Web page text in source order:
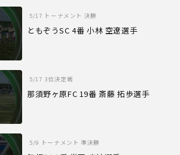
5/17 トーナメント 決勝
ともぞうSC 4番 小林 空遼選手
5/17 3位決定戦
那須野ヶ原FC 19番 斎藤 拓歩選手
5/9 トーナメント 準決勝